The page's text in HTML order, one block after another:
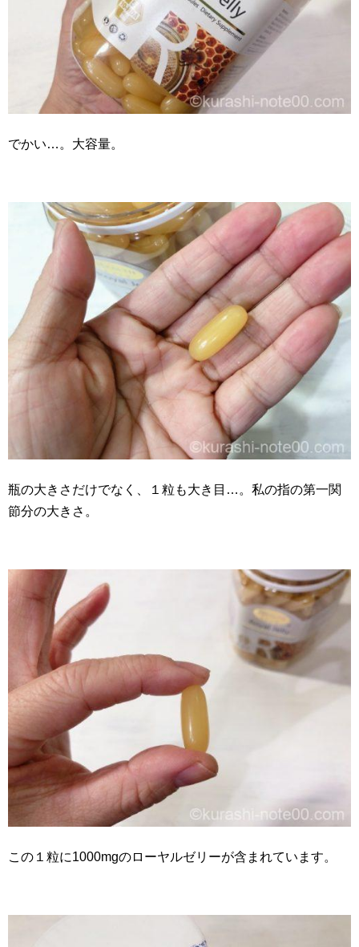
でかい…。大容量。
瓶の大きさだけでなく、１粒も大き目…。私の指の第一関
節分の大きさ。
この１粒に1000mgのローヤルゼリーが含まれています。